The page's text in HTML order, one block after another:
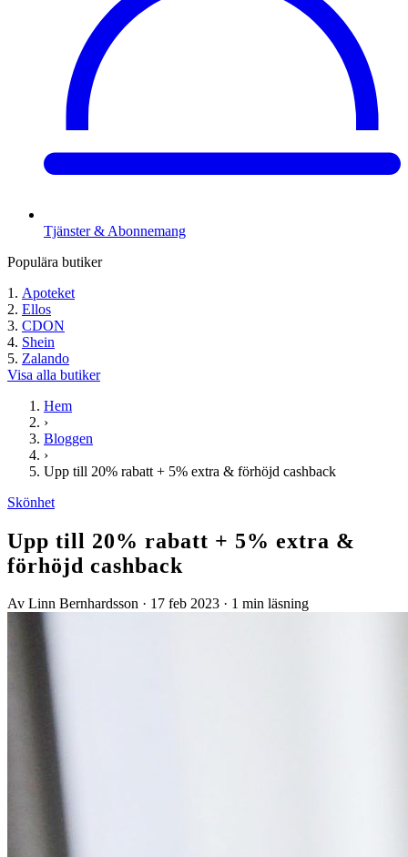
Tjänster & Abonnemang
Populära butiker
Apoteket
Ellos
CDON
Shein
Zalando
Visa alla butiker
Hem
›
Bloggen
›
Upp till 20% rabatt + 5% extra & förhöjd cashback
Skönhet
Upp till 20% rabatt + 5% extra &
förhöjd cashback
Av Linn Bernhardsson · 17 feb 2023 · 1 min läsning